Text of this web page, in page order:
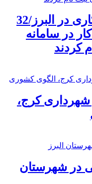
کاهش نرخ بیکاری در البرز/32
در سامانه
کردند
شهرداری کرج،
صنفی در شهرستان